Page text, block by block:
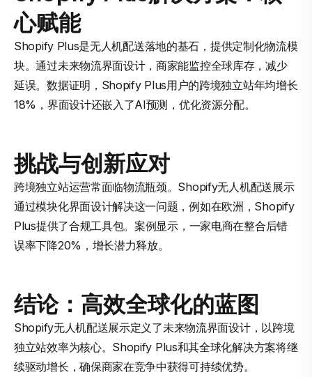
心赋能
Shopify Plus是无人机配送落地的基石，提供定制化物流模
块。通过未来物流界面设计，商家能监控全球库存，减少
延误。数据证明，Shopify Plus用户的跨境独立站年均增长
18%，界面设计还嵌入了AI预测，优化资源分配。
挑战与创新应对
跨境独立站运营常面临物流瓶颈。Shopify无人机配送展示
通过模块化界面设计解决这一问题，例如在欧洲，Shopify
Plus提供了合规工具包。案例显示，一家电商在整合后错
误率下降20%，增长潜力释放。
结论：高效全球化的蓝图
Shopify无人机配送展示定义了未来物流界面设计，以跨境
独立站效率为核心。Shopify Plus和其全球化解决方案将继
续驱动增长，确保商家在竞争中获得可持续优势。